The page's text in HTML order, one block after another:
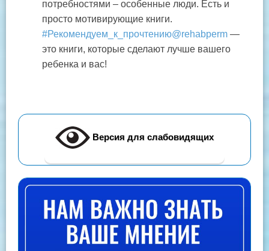
потребностями – особенные люди. Есть и
просто мотивирующие книги.
#Рекомендуем_к_прочтению@rehabperm —
это книги, которые сделают лучше вашего
ребенка и вас!
Версия для слабовидящих